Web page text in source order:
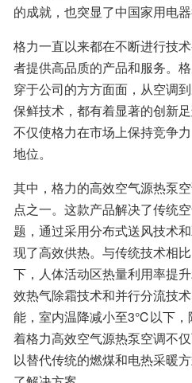
的成就，也突显了中国家用电器
格力一直以来都在不断进行技
者提供高品质的产品和服务。
穿于公司的方方面面，从空调
保鲜技术，都有着显著的创新
不仅使格力在市场上保持竞争
地位。
其中，格力的高效空气源热泵
点之一。这款产品解决了传统
题，通过采用分布式送风技术
现了高效供热。与传统技术相
下，人体活动区热量利用率提
效热气除霜技术和并行分流技
能，室内温降减小至3℃以下，
着格力高效空气源热泵空调不
以替代传统的燃煤和电热采暖